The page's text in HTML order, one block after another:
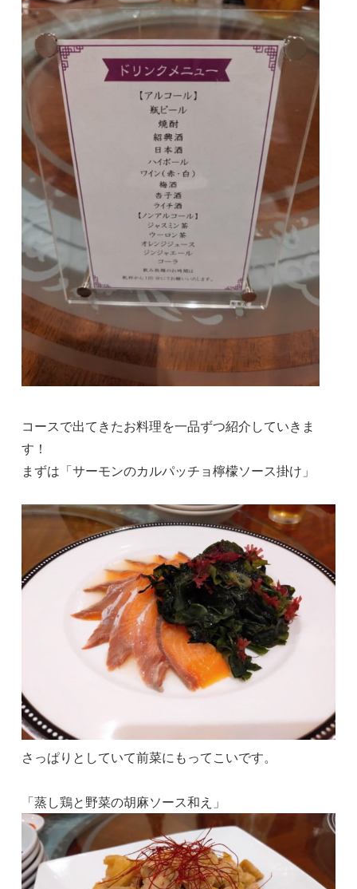
コースで出てきたお料理を一品ずつ紹介していきま
す！
まずは「サーモンのカルパッチョ檸檬ソース掛け」
さっぱりとしていて前菜にもってこいです。
「蒸し鶏と野菜の胡麻ソース和え」